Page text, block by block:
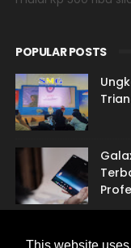
POPULAR POSTS